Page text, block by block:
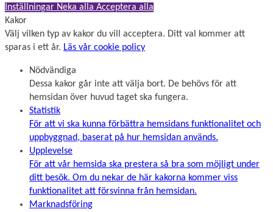
Inställningar Neka alla Acceptera alla
Kakor
Välj vilken typ av kakor du vill acceptera. Ditt val kommer att
sparas i ett år. Läs vår cookie policy
Nödvändiga
Dessa kakor går inte att välja bort. De behövs för att
hemsidan över huvud taget ska fungera.
Statistik
För att vi ska kunna förbättra hemsidans funktionalitet och
uppbyggnad, baserat på hur hemsidan används.
Upplevelse
För att vår hemsida ska prestera så bra som möjligt under
ditt besök. Om du nekar de här kakorna kommer viss
funktionalitet att försvinna från hemsidan.
Marknadsföring